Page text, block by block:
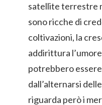
satellite terrestre
sono ricche di
coltivazioni, la
addirittura
potrebbero
dall’alternarsi
riguarda però i